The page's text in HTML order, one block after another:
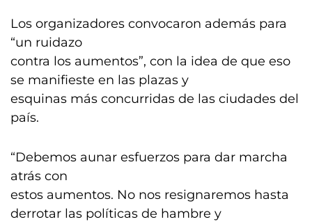
Los organizadores convocaron además para
“un ruidazo
contra los aumentos”, con la idea de que eso
se manifieste en las plazas y
esquinas más concurridas de las ciudades del
país.
“Debemos aunar esfuerzos para dar marcha
atrás con
estos aumentos. No nos resignaremos hasta
derrotar las políticas de hambre y